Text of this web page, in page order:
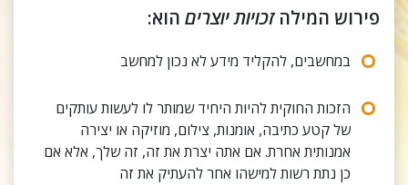
פירוש המילהזכויות יוצרים הוא:
במחשבים, להקליד מידע לא נכון למחשב
הזכות החוקית להיות היחיד שמותר לו לעשות עותקים
של קטע כתיבה, אומנות, צילום, מוזיקה או יצירה
אמנותית אחרת. אם אתה יצרת את זה, זה שלך, אלא אם
כן נתת רשות למישהו אחר להעתיק את זה